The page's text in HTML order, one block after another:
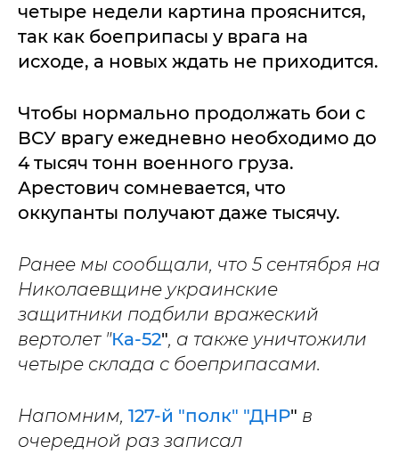
четыре недели картина прояснится,
так как боеприпасы у врага на
исходе, а новых ждать не приходится.
Чтобы нормально продолжать бои с
ВСУ врагу ежедневно необходимо до
4 тысяч тонн военного груза.
Арестович сомневается, что
оккупанты получают даже тысячу.
Ранее мы сообщали, что 5 сентября на
Николаевщине украинские
защитники подбили вражеский
вертолет "Ка-52", а также уничтожили
четыре склада с боеприпасами.
Напомним, 127-й "полк" "ДНР" в
очередной раз записал